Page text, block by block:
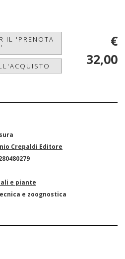
IL 'PRENOTA
€
32,00
Crepaldi Editore
e piante
e zoognostica